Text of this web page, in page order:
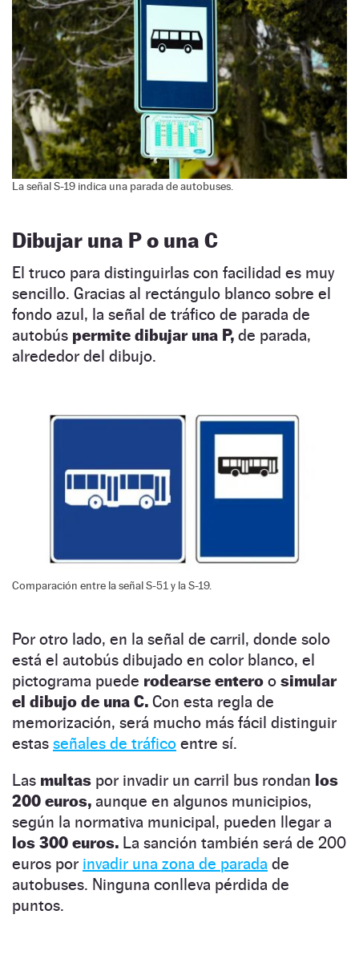
La señal S-19 indica una parada de autobuses.
Dibujar una P o una C
El truco para distinguirlas con facilidad es muy
sencillo. Gracias al rectángulo blanco sobre el
fondo azul, la señal de tráfico de parada de
autobús permite dibujar una P, de parada,
alrededor del dibujo.
Comparación entre la señal S-51 y la S-19.
Por otro lado, en la señal de carril, donde solo
está el autobús dibujado en color blanco, el
pictograma puede rodearse entero o simular
el dibujo de una C. Con esta regla de
memorización, será mucho más fácil distinguir
estas señales de tráfico entre sí.
Las multas por invadir un carril bus rondan los
200 euros, aunque en algunos municipios,
según la normativa municipal, pueden llegar a
los 300 euros. La sanción también será de 200
euros por invadir una zona de parada de
autobuses. Ninguna conlleva pérdida de
puntos.